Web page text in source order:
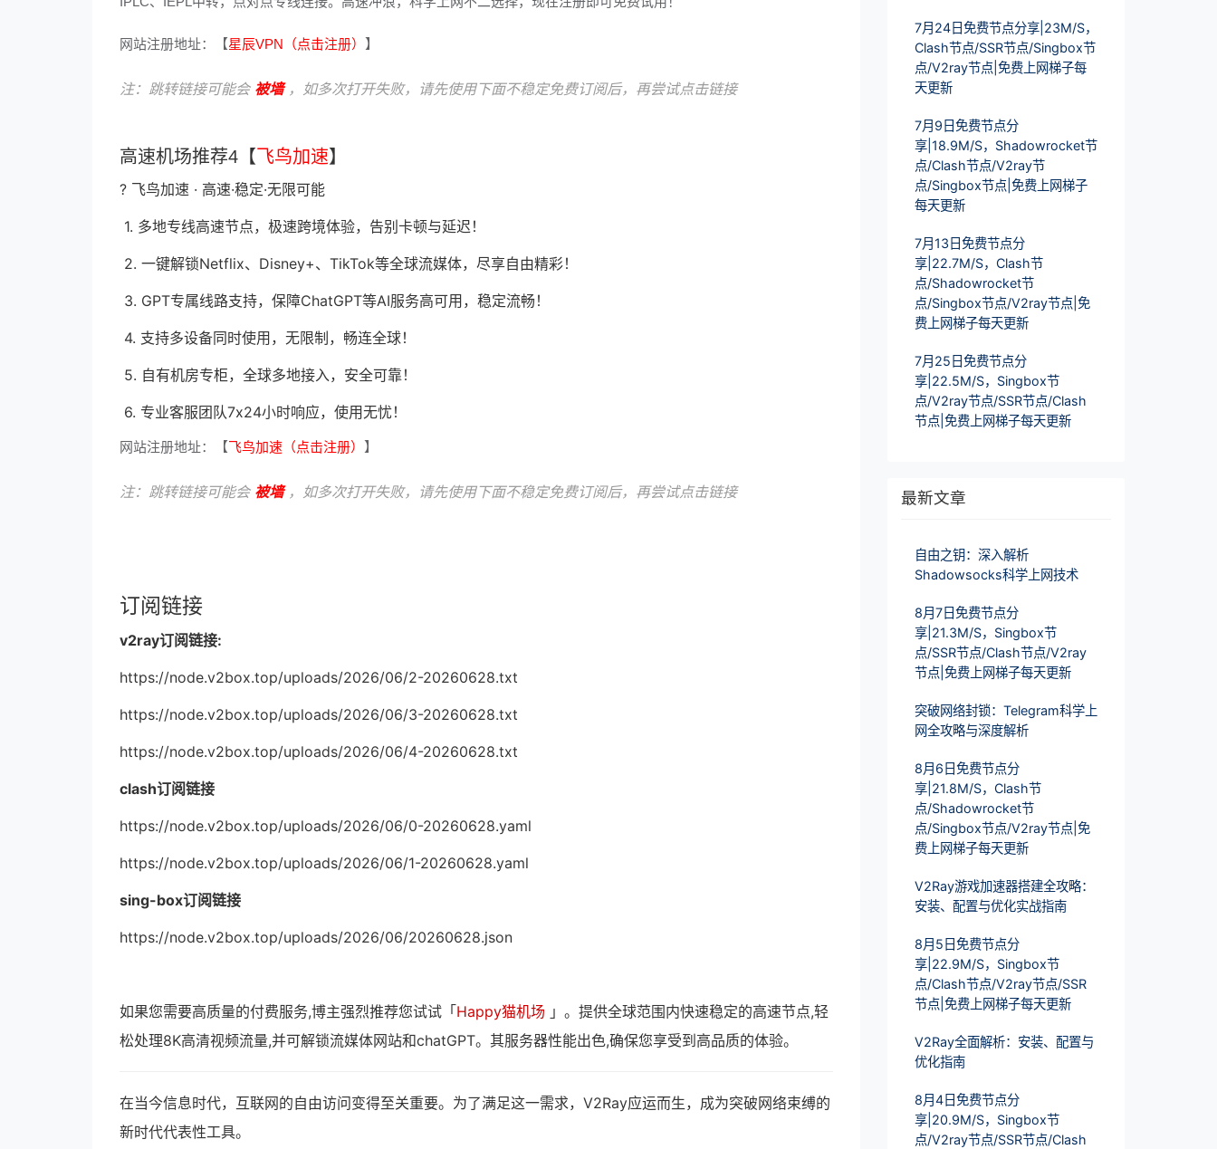
网站注册地址：【星辰VPN（点击注册） 】
注：跳转链接可能会 被墙，如多次打开失败，请先使用下面不稳定免费订阅后，再尝试点击链接
高速机场推荐4【 飞鸟加速】
? 飞鸟加速 · 高速·稳定·无限可能
1. 多地专线高速节点，极速跨境体验，告别卡顿与延迟！
2. 一键解锁Netflix、Disney+、TikTok等全球流媒体，尽享自由精彩！
3. GPT专属线路支持，保障ChatGPT等AI服务高可用，稳定流畅！
4. 支持多设备同时使用，无限制，畅连全球！
5. 自有机房专柜，全球多地接入，安全可靠！
6. 专业客服团队7x24小时响应，使用无忧！
网站注册地址：【飞鸟加速（点击注册） 】
注：跳转链接可能会 被墙，如多次打开失败，请先使用下面不稳定免费订阅后，再尝试点击链接
订阅链接
v2ray订阅链接:
https://node.v2box.top/uploads/2026/06/2-20260628.txt
https://node.v2box.top/uploads/2026/06/3-20260628.txt
https://node.v2box.top/uploads/2026/06/4-20260628.txt
clash订阅链接
https://node.v2box.top/uploads/2026/06/0-20260628.yaml
https://node.v2box.top/uploads/2026/06/1-20260628.yaml
sing-box订阅链接
https://node.v2box.top/uploads/2026/06/20260628.json
如果您需要高质量的付费服务,博主强烈推荐您试试「 Happy猫机场 」。提供全球范围内快速稳定的高速节点,轻
松处理8K高清视频流量,并可解锁流媒体网站和chatGPT。其服务器性能出色,确保您享受到高品质的体验。
在当今信息时代，互联网的自由访问变得至关重要。为了满足这一需求，V2Ray应运而生，成为突破网络束缚的
新时代代表性工具。
7月24日免费节点分享|23M/S，
Clash节点/SSR节点/Singbox节
点/V2ray节点|免费上网梯子每
天更新
7月9日免费节点分
享|18.9M/S，Shadowrocket节
点/Clash节点/V2ray节
点/Singbox节点|免费上网梯子
每天更新
7月13日免费节点分
享|22.7M/S，Clash节
点/Shadowrocket节
点/Singbox节点/V2ray节点|免
费上网梯子每天更新
7月25日免费节点分
享|22.5M/S，Singbox节
点/V2ray节点/SSR节点/Clash
节点|免费上网梯子每天更新
最新文章
自由之钥：深入解析
Shadowsocks科学上网技术
8月7日免费节点分
享|21.3M/S，Singbox节
点/SSR节点/Clash节点/V2ray
节点|免费上网梯子每天更新
突破网络封锁：Telegram科学上
网全攻略与深度解析
8月6日免费节点分
享|21.8M/S，Clash节
点/Shadowrocket节
点/Singbox节点/V2ray节点|免
费上网梯子每天更新
V2Ray游戏加速器搭建全攻略：
安装、配置与优化实战指南
8月5日免费节点分
享|22.9M/S，Singbox节
点/Clash节点/V2ray节点/SSR
节点|免费上网梯子每天更新
V2Ray全面解析：安装、配置与
优化指南
8月4日免费节点分
享|20.9M/S，Singbox节
点/V2ray节点/SSR节点/Clash